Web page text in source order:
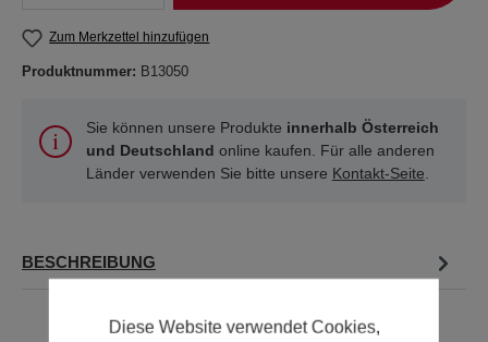
Zum Merkzettel hinzufügen
Produktnummer: B13050
Sie können unsere Produkte innerhalb Österreich
und Deutschland online kaufen. Für alle anderen
Länder verwenden Sie bitte unsere Kontakt-Seite.
BESCHREIBUNG
Diese Website verwendet Cookies,